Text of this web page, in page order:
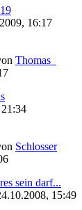
16:17
Thomas_
Schlosser
sein darf...
15:49